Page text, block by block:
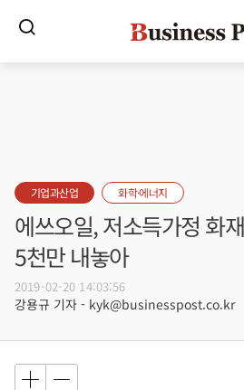
기업과산업 화학·에너지
에쓰오일, 저소득가정 화
5천만 내놓아
2019-02-20 14:03:56
강용규 기자 - kyk@businesspost.co.kr